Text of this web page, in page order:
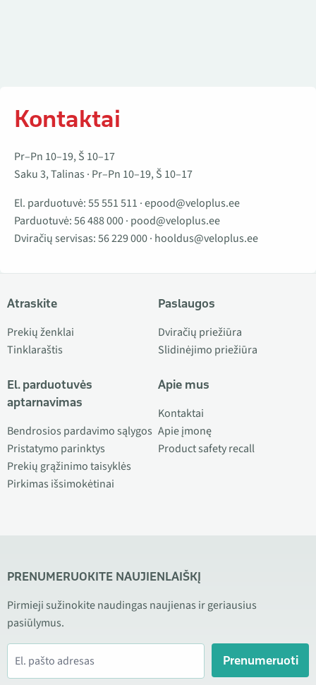
Kontaktai
Pr–Pn 10–19, Š 10–17
Saku 3, Talinas · Pr–Pn 10–19, Š 10–17
El. parduotuvė:55 551 511 ·epood@veloplus.ee
Parduotuvė:56 488 000· pood@veloplus.ee
Dviračių servisas:56 229 000· hooldus@veloplus.ee
Atraskite
Prekių ženklai
Tinklaraštis
El. parduotuvės
aptarnavimas
Bendrosios pardavimo sąlygos
Pristatymo parinktys
Prekių grąžinimo taisyklės
Pirkimas išsimokėtinai
Paslaugos
Dviračių priežiūra
Slidinėjimo priežiūra
Apie mus
Kontaktai
Apie įmonę
Product safety recall
PRENUMERUOKITE NAUJIENLAIŠKĮ
Pirmieji sužinokite naudingas naujienas ir geriausius
pasiūlymus.
Prenumeruoti